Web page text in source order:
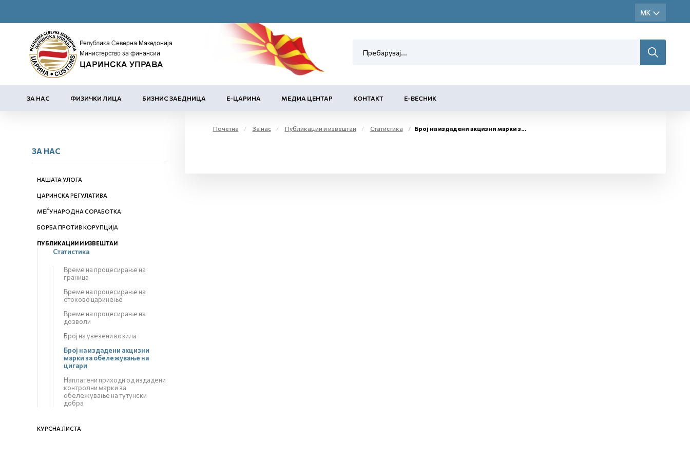
ЗА НАС ФИЗИЧКИ ЛИЦА БИЗНИС ЗАЕДНИЦА Е-ЦАРИНА МЕДИА ЦЕНТАР КОНТАКТ Е-ВЕСНИК
ЗА НАС
НАШАТА УЛОГА
ЦАРИНСКА РЕГУЛАТИВА
МЕЃУНАРОДНА СОРАБОТКА
БОРБА ПРОТИВ КОРУПЦИЈА
ПУБЛИКАЦИИ И ИЗВЕШТАИ
Статистика
Време на процесирање на
граница
Време на процесирање на
стоково царинење
Време на процесирање на
дозволи
Број на увезени возила
Број на издадени акцизни
марки за обележување на
цигари
Наплатени приходи од издадени
контролни марки за
обележување на тутунски
добра
КУРСНА ЛИСТА
Почетна За нас Публикации и извештаи Статистика Број на издадени акцизни марки за обележување на цигари